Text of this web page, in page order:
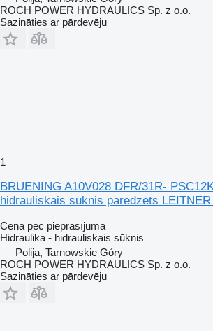
ROCH POWER HYDRAULICS Sp. z o.o.
Sazināties ar pārdevēju
1
BRUENING A10V028 DFR/31R-
hidrauliskais sūknis paredzēts
Cena pēc pieprasījuma
Hidraulika - hidrauliskais sūknis
Polija, Tarnowskie Góry
ROCH POWER HYDRAULICS Sp. z o.o.
Sazināties ar pārdevēju